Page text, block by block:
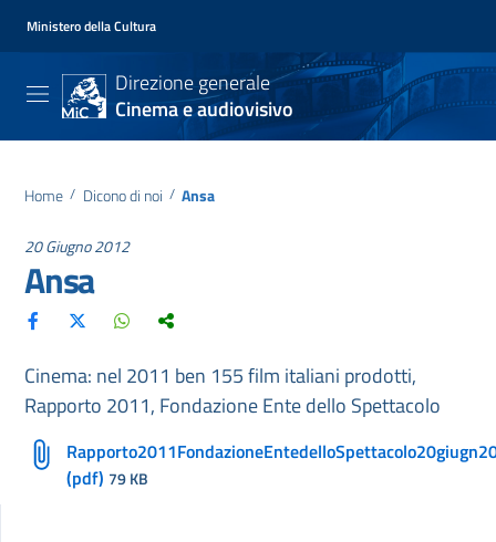
Ministero della Cultura
Direzione generale
Cinema e audiovisivo
Home / Dicono di noi / Ansa
20 Giugno 2012
Ansa
Cinema: nel 2011 ben 155 film italiani prodotti,
Rapporto 2011, Fondazione Ente dello Spettacolo
(pdf) 79 KB